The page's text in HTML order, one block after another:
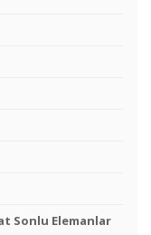
Sonlu Elemanlar